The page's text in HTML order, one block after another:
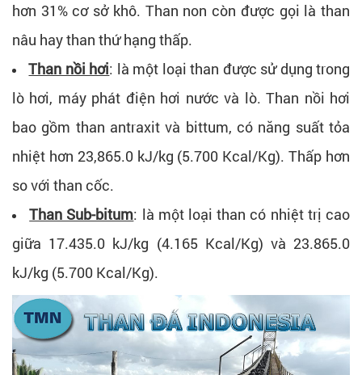
hơn 31% cơ sở khô. Than non còn được gọi là than
nâu hay than thứ hạng thấp.
Than nồi hơi: là một loại than được sử dụng trong
lò hơi, máy phát điện hơi nước và lò. Than nồi hơi
bao gồm than antraxit và bittum, có năng suất tỏa
nhiệt hơn 23,865.0 kJ/kg (5.700 Kcal/Kg). Thấp hơn
so với than cốc.
Than Sub-bitum: là một loại than có nhiệt trị cao
giữa 17.435.0 kJ/kg (4.165 Kcal/Kg) và 23.865.0
kJ/kg (5.700 Kcal/Kg).